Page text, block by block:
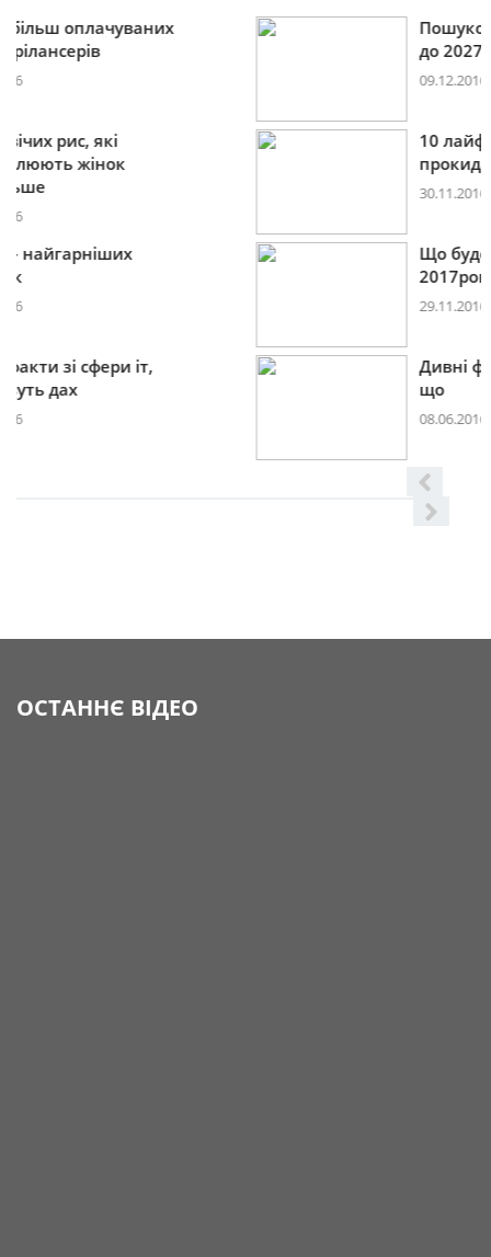
Пошукова строка зникне
10 лайфхаків: як легко
Що буде модним у
Дивні факти зі сфери іт,
ОСТАННЄ ВІДЕО